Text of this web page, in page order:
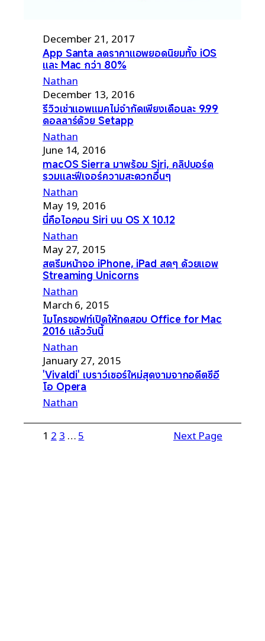
December 21, 2017
App Santa ลดราคาแอพยอดนิยมทั้ง iOS
และ Mac กว่า 80%
Nathan
December 13, 2016
รีวิวเช่าแอพแมคไม่จำกัดเพียงเดือนละ 9.99
ดอลลาร์ด้วย Setapp
Nathan
June 14, 2016
macOS Sierra มาพร้อม Siri, คลิปบอร์ด
รวมและฟีเจอร์ความสะดวกอื่นๆ
Nathan
May 19, 2016
นี่คือไอคอน Siri บน OS X 10.12
Nathan
May 27, 2015
สตรีมหน้าจอ iPhone, iPad สดๆ ด้วยแอพ
Streaming Unicorns
Nathan
March 6, 2015
ไมโครซอฟท์เปิดให้ทดสอบ Office for Mac
2016 แล้ววันนี้
Nathan
January 27, 2015
'Vivaldi' เบราว์เซอร์ใหม่สุดงามจากอดีตซีอี
โอ Opera
Nathan
1 2 3 …5 Next Page